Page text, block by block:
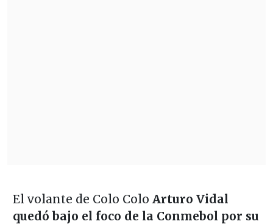
El volante de Colo Colo Arturo Vidal
quedó bajo el foco de la Conmebol por su